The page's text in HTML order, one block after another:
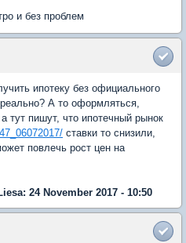
и без проблем
ипотеку без официального
А то оформляться,
тут пишут, что ипотечный рынок
ставки то снизили,
повлечь рост цен на
24 November 2017 - 10:50